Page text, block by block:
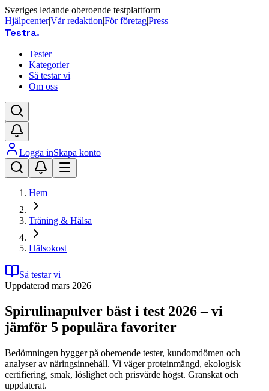
Sveriges ledande oberoende testplattform
Hjälpcenter|Vår redaktion|För företag|Press
Testra.
Tester
Kategorier
Så testar vi
Om oss
Logga inSkapa konto
Hem
Träning & Hälsa
Hälsokost
Så testar vi
Uppdaterad mars 2026
Spirulinapulver bäst i test 2026 – vi
jämför 5 populära favoriter
Bedömningen bygger på oberoende tester, kundomdömen och
analyser av näringsinnehåll. Vi väger proteinmängd, ekologisk
certifiering, smak, löslighet och prisvärde högst. Granskat och
uppdaterat.